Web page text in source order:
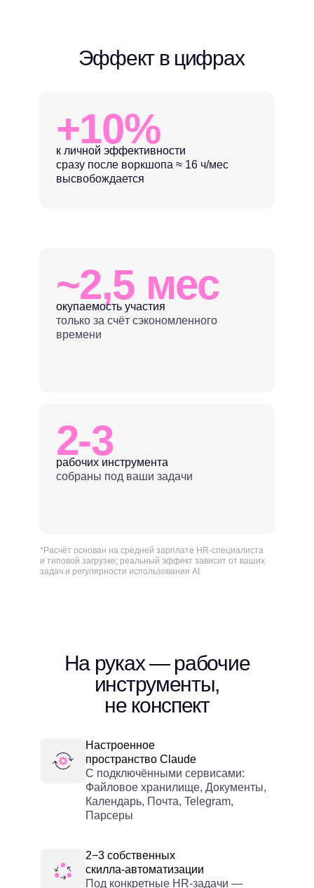
Эффект в цифрах
~2,5 мес
окупаемость участия
только за счёт сэкономленного
времени
2-3
рабочих инструмента
собраны под ваши задачи
+10%
к личной эффективности
сразу после воркшопа ≈ 16 ч/мес
высвобождается
*Расчёт основан на средней зарплате HR-специалиста
и типовой загрузке; реальный эффект зависит от ваших
задач и регулярности использования AI
Настроенное
пространство Claude
С подключёнными сервисами:
Файловое хранилище, Документы,
Календарь, Почта, Telegram,
Парсеры
2−3 собственных
скилла-автоматизации
Под конкретные HR-задачи —
На руках — рабочие
инструменты,
не конспект